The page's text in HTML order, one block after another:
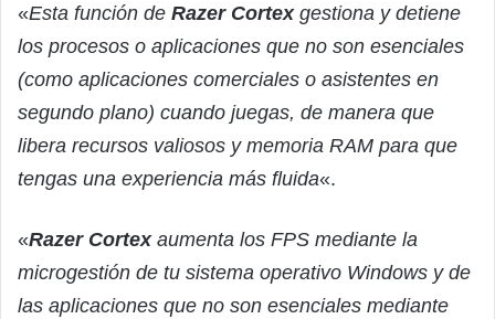
«Esta función de Razer Cortexgestiona y detiene
los procesos o aplicaciones que no son esenciales
(como aplicaciones comerciales o asistentes en
segundo plano) cuando juegas, de manera que
libera recursos valiosos y memoria RAM para que
tengas una experiencia más fluida«.
«Razer Cortexaumenta los FPS mediante la
microgestión de tu sistema operativo Windows y de
las aplicaciones que no son esenciales mediante